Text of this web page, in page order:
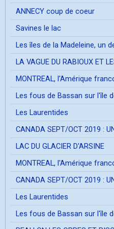
ANNECY coup de coeur
Savines le lac
Les îles de la Madeleine, un
LA VAGUE DU RABIOUX ET
MONTREAL, l'Amérique
Les fous de Bassan sur l'île
Les Laurentides
CANADA SEPT/OCT 2019 :
LAC DU GLACIER D'ARSINE
MONTREAL, l'Amérique
CANADA SEPT/OCT 2019 :
Les Laurentides
Les fous de Bassan sur l'île